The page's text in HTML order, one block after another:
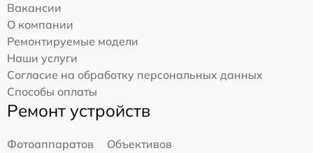
Вакансии
О компании
Ремонтируемые модели
Наши услуги
Согласие на обработку персональных данных
Способы оплаты
Ремонт устройств
Фотоаппаратов
Объективов